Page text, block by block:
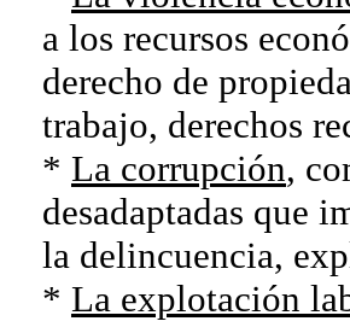
a los recursos
derecho de
trabajo, derechos
* La corrupción,
desadaptadas que
la delincuencia,
* La explotación